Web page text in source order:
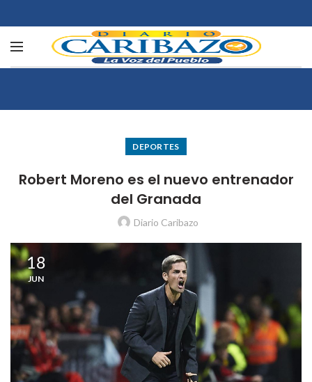
DEPORTES
Robert Moreno es el nuevo entrenador
del Granada
Diario Caribazo
18
JUN